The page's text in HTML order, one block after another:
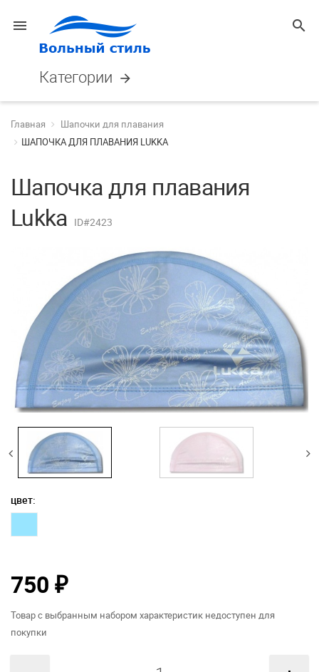
menu search
Категории arrow_forward
Главная
Шапочки для плавания
ШАПОЧКА ДЛЯ ПЛАВАНИЯ LUKKA
Шапочка для плавания
Lukka ID#2423
цвет:
750 ₽
Товар с выбранным набором характеристик недоступен для
покупки